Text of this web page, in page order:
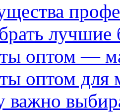
оптом —
оптом для
важно